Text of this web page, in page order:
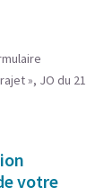
», JO du 21
votre